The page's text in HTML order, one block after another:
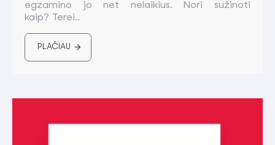
egzamino jo net nelaikius. Nori sužinoti
kaip? Terei..
PLAČIAU